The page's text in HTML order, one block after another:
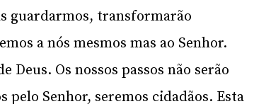
guardarmos, transformarão
a nós mesmos mas ao Senhor.
Deus. Os nossos passos não serão
Senhor, seremos cidadãos. Esta